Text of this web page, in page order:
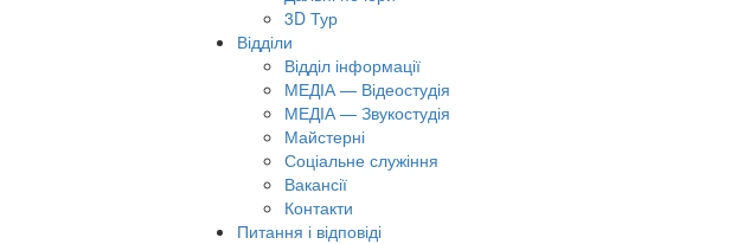
3D Тур
Відділи
Відділ інформації
МЕДІА — Відеостудія
МЕДІА — Звукостудія
Майстерні
Соціальне служіння
Вакансії
Контакти
Питання і відповіді